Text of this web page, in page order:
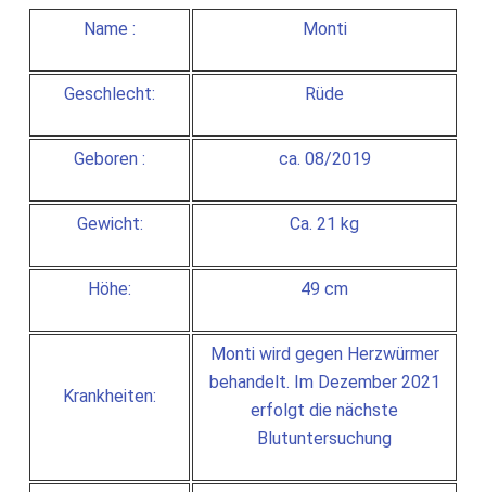
Name : Monti
Geschlecht: Rüde
Geboren : ca. 08/2019
Gewicht: Ca. 21 kg
Höhe: 49 cm
Krankheiten:
Monti wird gegen Herzwürmer
behandelt. Im Dezember 2021
erfolgt die nächste
Blutuntersuchung